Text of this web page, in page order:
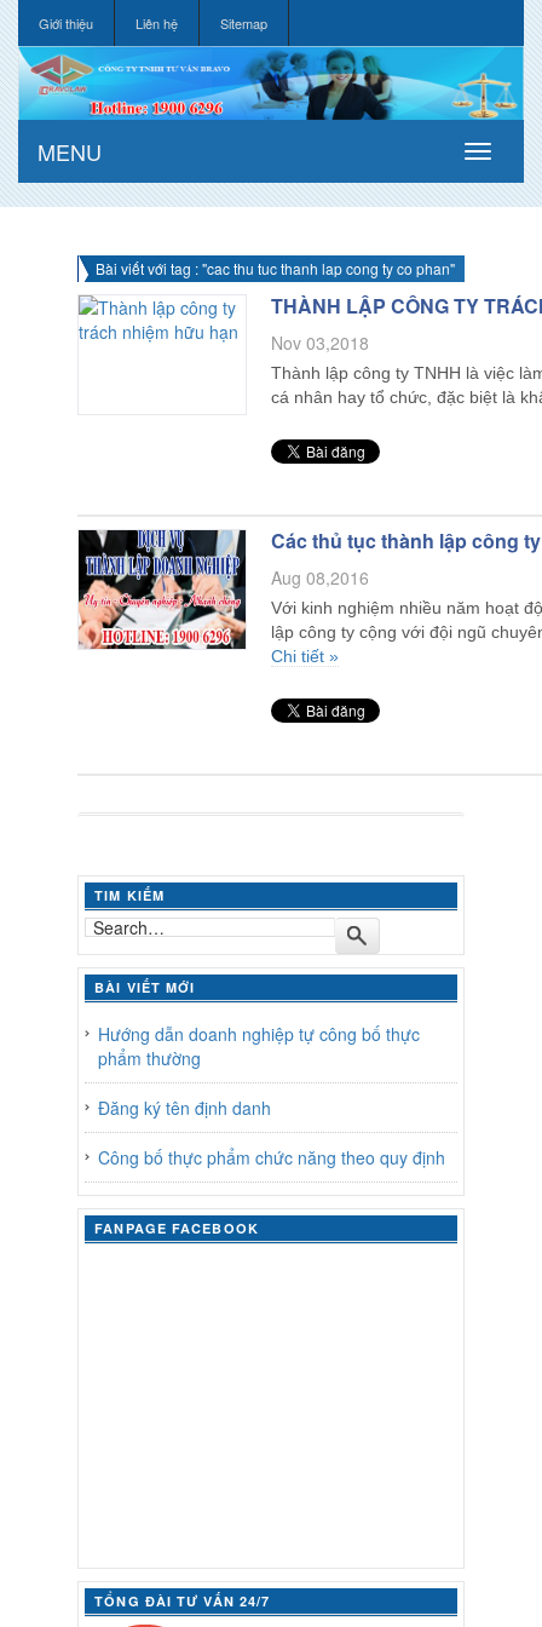
Giới thiệu Liên hệ Sitemap
MENU
Bài viết với tag : "cac thu tuc thanh lap cong ty co phan"
THÀNH LẬP CÔNG TY
Nov 03,2018
Thành lập công ty TNHH là việc
cá nhân hay tổ chức, đặc biệt là
Các thủ tục thành lập công
Aug 08,2016
Với kinh nghiệm nhiều năm hoạt
lập công ty cộng với đội ngũ
Chi tiết »
TIM KIẾM
BÀI VIẾT MỚI
Hướng dẫn doanh nghiệp tự công bố thực
phẩm thường
Đăng ký tên định danh
Công bố thực phẩm chức năng theo quy định
FANPAGE FACEBOOK
TỔNG ĐÀI TƯ VẤN 24/7